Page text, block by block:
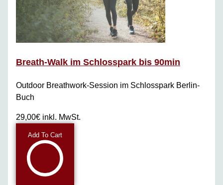
Breath-Walk im Schlosspark bis 90min
Outdoor Breathwork-Session im Schlosspark Berlin-
Buch
29,00€ inkl. MwSt.
Add To Cart